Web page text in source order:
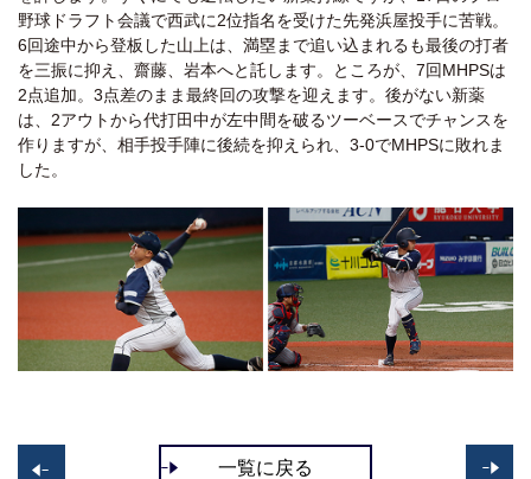
野球ドラフト会議で西武に2位指名を受けた先発浜屋投手に苦戦。
6回途中から登板した山上は、満塁まで追い込まれるも最後の打者
を三振に抑え、齋藤、岩本へと託します。ところが、7回MHPSは
2点追加。3点差のまま最終回の攻撃を迎えます。後がない新薬
は、2アウトから代打田中が左中間を破るツーベースでチャンスを
作りますが、相手投手陣に後続を抑えられ、3-0でMHPSに敗れま
した。
一覧に戻る